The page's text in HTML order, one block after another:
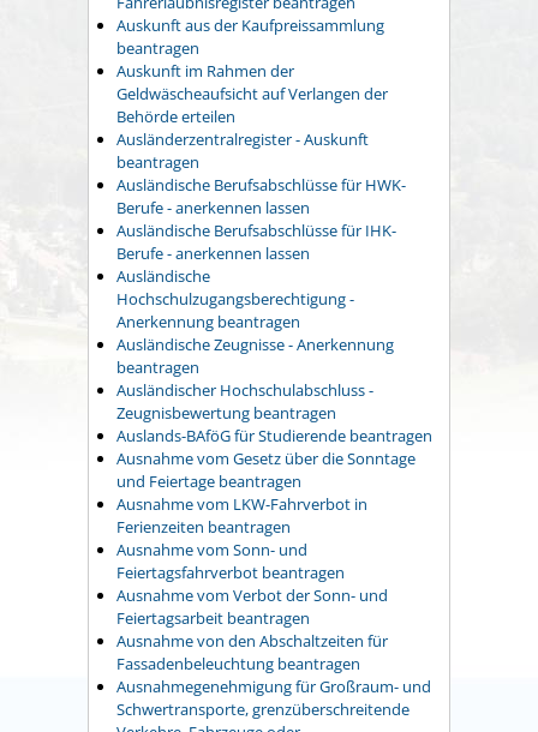
Auskunft aus der Kaufpreissammlung
beantragen
Auskunft im Rahmen der
Geldwäscheaufsicht auf Verlangen der
Behörde erteilen
Ausländerzentralregister - Auskunft
beantragen
Ausländische Berufsabschlüsse für HWK-
Berufe - anerkennen lassen
Ausländische Berufsabschlüsse für IHK-
Berufe - anerkennen lassen
Ausländische
Hochschulzugangsberechtigung -
Anerkennung beantragen
Ausländische Zeugnisse - Anerkennung
beantragen
Ausländischer Hochschulabschluss -
Zeugnisbewertung beantragen
Auslands-BAföG für Studierende beantragen
Ausnahme vom Gesetz über die Sonntage
und Feiertage beantragen
Ausnahme vom LKW-Fahrverbot in
Ferienzeiten beantragen
Ausnahme vom Sonn- und
Feiertagsfahrverbot beantragen
Ausnahme vom Verbot der Sonn- und
Feiertagsarbeit beantragen
Ausnahme von den Abschaltzeiten für
Fassadenbeleuchtung beantragen
Ausnahmegenehmigung für Großraum- und
Schwertransporte, grenzüberschreitende